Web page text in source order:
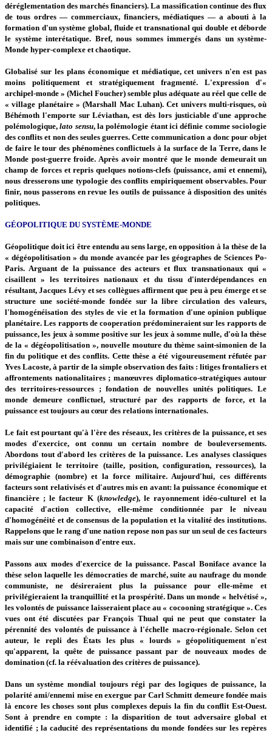
déréglementation des marchés financiers). La massification continue des flux
de tous ordres — commerciaux, financiers, médiatiques — a abouti à la
formation d'un système global, fluide et transnational qui double et déborde
le système interétatique. Bref, nous sommes immergés dans un système-
Monde hyper-complexe et chaotique.
Globalisé sur les plans économique et médiatique, cet univers n'en est pas
moins politiquement et stratégiquement fragmenté. L'expression d'«
archipel-monde » (Michel Foucher) semble plus adéquate au réel que celle de
« village planétaire » (Marshall Mac Luhan). Cet univers multi-risques, où
Béhémoth l'emporte sur Léviathan, est dès lors justiciable d'une approche
polémologique,lato sensu, la polémologie étant ici définie comme sociologie
des conflits et non des seules guerres. Cette communication a donc pour objet
de faire le tour des phénomènes conflictuels à la surface de la Terre, dans le
Monde post-guerre froide. Après avoir montré que le monde demeurait un
champ de forces et repris quelques notions-clefs (puissance, ami et ennemi),
nous dresserons une typologie des conflits empiriquement observables. Pour
finir, nous passerons en revue les outils de puissance à disposition des unités
politiques.
GÉOPOLITIQUE DU SYSTÈME-MONDE
Géopolitique doit ici être entendu au sens large, en opposition à la thèse de la
« dégéopolitisation » du monde avancée par les géographes de Sciences Po-
Paris. Arguant de la puissance des acteurs et flux transnationaux qui «
cisaillent » les territoires nationaux et du tissu d'interdépendances en
résultant, Jacques Lévy et ses collègues affirment que peu à peu émerge et se
structure une société-monde fondée sur la libre circulation des valeurs,
l'homogénéisation des styles de vie et la formation d'une opinion publique
planétaire. Les rapports de cooperation prédomineraient sur les rapports de
puissance, les jeux à somme positive sur les jeux à somme nulle, d'où la thèse
de la « dégéopolitisation », nouvelle mouture du thème saint-simonien de la
fin du politique et des conflits. Cette thèse a été vigoureusement réfutée par
Yves Lacoste, à partir de la simple observation des faits : litiges frontaliers et
affrontements nationalitaires ; manœuvres diplomatico-stratégiques autour
des territoires-ressources ; fondation de nouvelles unités politiques. Le
monde demeure conflictuel, structuré par des rapports de force, et la
puissance est toujours au cœur des relations internationales.
Le fait est pourtant qu'à l'ère des réseaux, les critères de la puissance, et ses
modes d'exercice, ont connu un certain nombre de bouleversements.
Abordons tout d'abord les critères de la puissance. Les analyses classiques
privilégiaient le territoire (taille, position, configuration, ressources), la
démographie (nombre) et la force militaire. Aujourd'hui, ces différents
facteurs sont relativisés et d'autres mis en avant: la puissance économique et
financière ; le facteur K (knowledge), le rayonnement idéo-culturel et la
capacité d'action collective, elle-même conditionnée par le niveau
d'homogénéité et de consensus de la population et la vitalité des institutions.
Rappelons que le rang d'une nation repose non pas sur un seul de ces facteurs
mais sur une combinaison d'entre eux.
Passons aux modes d'exercice de la puissance. Pascal Boniface avance la
thèse selon laquelle les démocraties de marché, suite au naufrage du monde
communiste, ne désireraient plus la puissance pour elle-même et
privilégieraient la tranquillité et la prospérité. Dans un monde « helvétisé »,
les volontés de puissance laisseraient place au « cocooning stratégique ». Ces
vues ont été discutées par François Thual qui ne peut que constater la
pérennité des volontés de puissance à l'échelle macro-régionale. Selon cet
auteur, le repli des États les plus « lourds » géopolitiquement n'est
qu'apparent, la quête de puissance passant par de nouveaux modes de
domination (cf. la réévaluation des critères de puissance).
Dans un système mondial toujours régi par des logiques de puissance, la
polarité ami/ennemi mise en exergue par Carl Schmitt demeure fondée mais
là encore les choses sont plus complexes depuis la fin du conflit Est-Ouest.
Sont à prendre en compte : la disparition de tout adversaire global et
identifié ; la caducité des représentations du monde fondées sur les repères